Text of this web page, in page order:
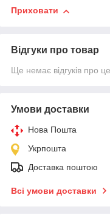
Приховати
Відгуки про товар
Ще немає відгуків про
Умови доставки
Нова Пошта
Укрпошта
Доставка поштою
Всі умови доставки